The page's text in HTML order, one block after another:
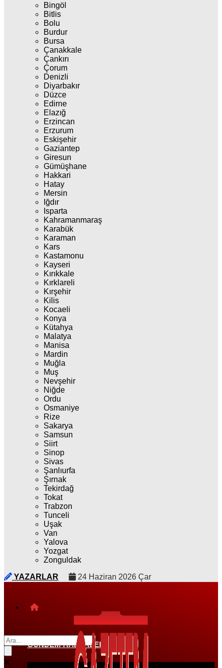
Bingöl
Bitlis
Bolu
Burdur
Bursa
Çanakkale
Çankırı
Çorum
Denizli
Diyarbakır
Düzce
Edirne
Elazığ
Erzincan
Erzurum
Eskişehir
Gaziantep
Giresun
Gümüşhane
Hakkari
Hatay
Mersin
Iğdır
Isparta
Kahramanmaraş
Karabük
Karaman
Kars
Kastamonu
Kayseri
Kırıkkale
Kırklareli
Kırşehir
Kilis
Kocaeli
Konya
Kütahya
Malatya
Manisa
Mardin
Muğla
Muş
Nevşehir
Niğde
Ordu
Osmaniye
Rize
Sakarya
Samsun
Siirt
Sinop
Sivas
Şanlıurfa
Şırnak
Tekirdağ
Tokat
Trabzon
Tunceli
Uşak
Van
Yalova
Yozgat
Zonguldak
YAZARLAR
24 Haziran 2026 Çar
GÜNDEM HABERLERI